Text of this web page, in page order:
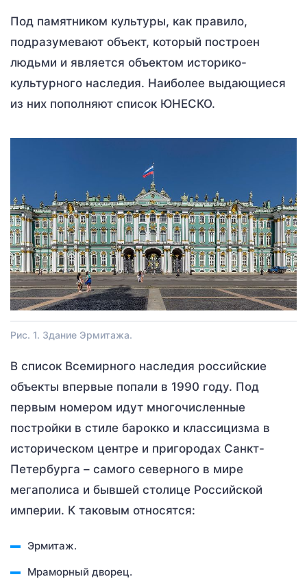
Под памятником культуры, как правило,
подразумевают объект, который построен
людьми и является объектом историко-
культурного наследия. Наиболее выдающиеся
из них пополняют список ЮНЕСКО.
Рис. 1. Здание Эрмитажа.
В список Всемирного наследия российские
объекты впервые попали в 1990 году. Под
первым номером идут многочисленные
постройки в стиле барокко и классицизма в
историческом центре и пригородах Санкт-
Петербурга – самого северного в мире
мегаполиса и бывшей столице Российской
империи. К таковым относятся:
Эрмитаж.
Мраморный дворец.